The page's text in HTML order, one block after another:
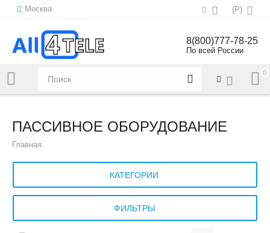
Москва (Р)
Напишите нам:sales@all4tele.com
8(800)777-78-25
По всей России
0
ПАССИВНОЕ ОБОРУДОВАНИЕ
Главная
КАТЕГОРИИ
ФИЛЬТРЫ